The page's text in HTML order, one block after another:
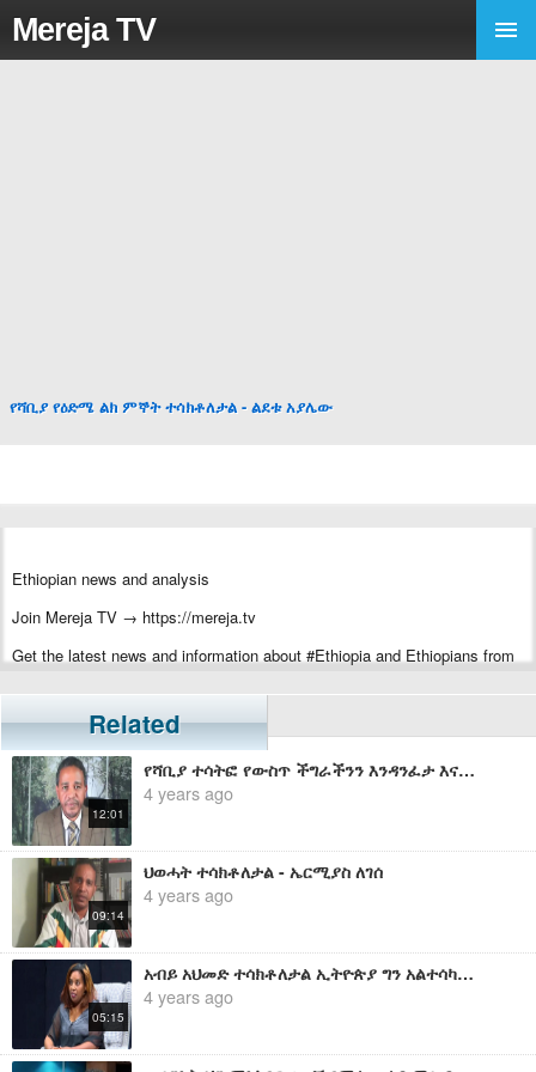
Mereja TV
የሻቢያ የዕድሜ ልክ ምኞት ተሳክቶለታል - ልደቱ አያሌው
Ethiopian news and analysis
Join Mereja TV → https://mereja.tv
Get the latest news and information about #Ethiopia and Ethiopians from
For inquiry or additional information, visit Mereja.com
Mereja presents Ethiopian news, Ethiopian music, sports, arts, and
entertainment
Related
12:01
የሻቢያ ተሳትፎ የውስጥ ችግራችንን እንዳንፈታ እና ለውስብስብ ችግር ዳርጎናል - ኤርሚያስ ለገሰ
4 years ago
09:14
ህወሓት ተሳክቶለታል - ኤርሚያስ ለገሰ
4 years ago
05:15
አብይ አህመድ ተሳክቶለታል ኢትዮጵያ ግን አልተሳካላትም - አስቴር በዳኔ
4 years ago